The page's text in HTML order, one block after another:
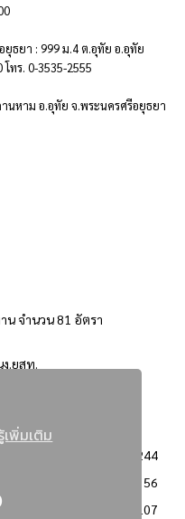
เพิ่มเติม
ธยา : 999 ม.4 ต.อุทัย อ.อุทัย
ทร. 0-3535-2555
นหาม อ.อุทัย จ.พระนครศรีอยุธยา
จำนวน 81 อัตรา
.ยสท.
3244
2356
2107